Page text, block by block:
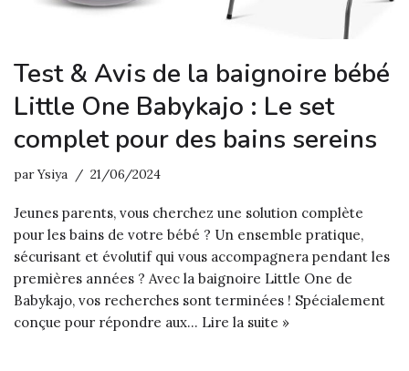
Test & Avis de la baignoire bébé
Little One Babykajo : Le set
complet pour des bains sereins
parYsiya 21/06/2024
Jeunes parents, vous cherchez une solution complète
pour les bains de votre bébé ? Un ensemble pratique,
sécurisant et évolutif qui vous accompagnera pendant les
premières années ? Avec la baignoire Little One de
Babykajo, vos recherches sont terminées ! Spécialement
conçue pour répondre aux… Lire la suite »